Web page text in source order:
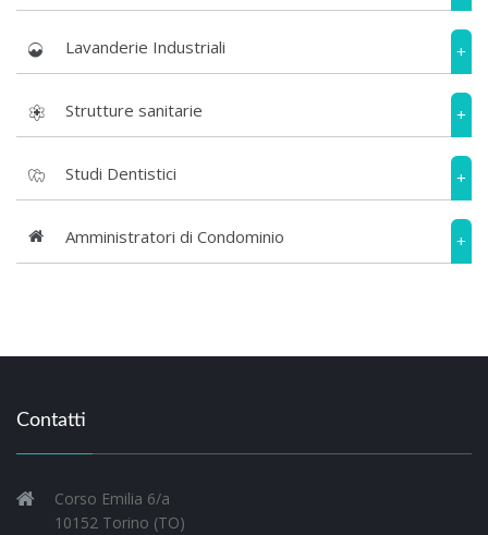
Lavanderie Industriali +
Strutture sanitarie +
Studi Dentistici +
Amministratori di Condominio +
Contatti
Corso Emilia 6/a
10152 Torino (TO)